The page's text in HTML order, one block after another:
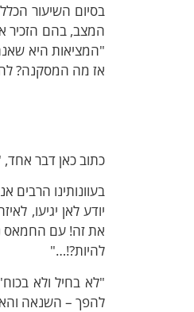
בסיום השיעור
המצב, בהם הזכיר
"המציאות היא
אז מה המסקנה?
כתוב כאן דבר
בעוונותינו
יודע לאן יגיעו,
את זה! עם החמאס
להיות?!…"
"לא בחיל ולא
להפך – השנאה